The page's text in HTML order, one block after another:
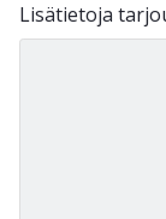
Lisätietoja